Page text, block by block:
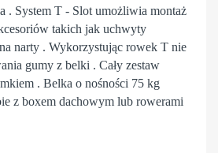
. System T - Slot umożliwia montaż
takich jak uchwyty
narty . Wykorzystując rowek T nie
gumy z belki . Cały zestaw
. Belka o nośności 75 kg
z boxem dachowym lub rowerami